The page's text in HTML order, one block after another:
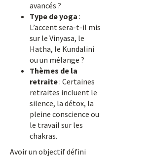
avancés ?
Type de yoga :
L’accent sera-t-il mis
sur le Vinyasa, le
Hatha, le Kundalini
ou un mélange ?
Thèmes de la
retraite: Certaines
retraites incluent le
silence, la détox, la
pleine conscience ou
le travail sur les
chakras.
Avoir un objectif défini